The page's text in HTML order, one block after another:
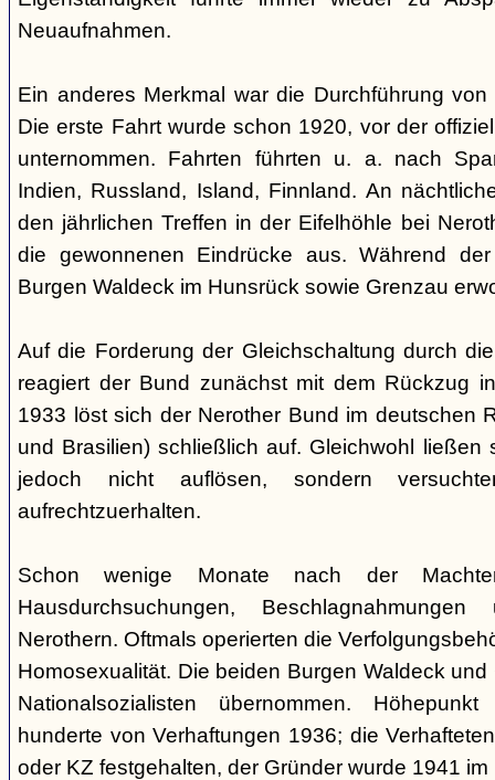
Neuaufnahmen.
Ein anderes Merkmal war die Durchführung
Die erste Fahrt wurde schon 1920, vor der
unternommen. Fahrten führten u. a. nach
Indien, Russland, Island, Finnland. An
den jährlichen Treffen in der Eifelhöhle bei
die gewonnenen Eindrücke aus. Während
Burgen Waldeck im Hunsrück sowie Grenzau
Auf die Forderung der Gleichschaltung durch
reagiert der Bund zunächst mit dem Rückzug
1933 löst sich der Nerother Bund im deutschen
und Brasilien) schließlich auf. Gleichwohl ließen
jedoch nicht auflösen, sondern
aufrechtzuerhalten.
Schon wenige Monate nach der
Hausdurchsuchungen,
Nerothern. Oftmals operierten die
Homosexualität. Die beiden Burgen Waldeck
Nationalsozialisten übernommen.
hunderte von Verhaftungen 1936; die
oder KZ festgehalten, der Gründer wurde 1941